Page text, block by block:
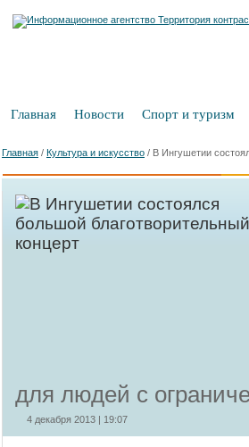
Главная Новости Спорт и туризм
Главная / Культура и искусство / В Ингушетии
для людей с
4 декабря 2013 | 19:07